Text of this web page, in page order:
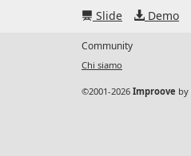
Slide
Demo
Community
Chi siamo
©2001-2026 Improove by